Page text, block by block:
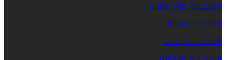
עיצוב בית פרטי נתניה
עיצוב דירה נתניה
עיצוב דירה בת ים